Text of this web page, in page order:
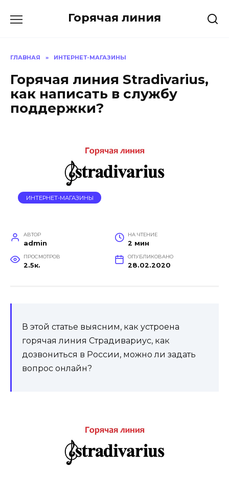
Горячая линия
ГЛАВНАЯ » ИНТЕРНЕТ-МАГАЗИНЫ
Горячая линия Stradivarius,
как написать в службу
поддержки?
ИНТЕРНЕТ-МАГАЗИНЫ
АВТОР
admin
НА ЧТЕНИЕ
2 мин
ПРОСМОТРОВ
2.5к.
ОПУБЛИКОВАНО
28.02.2020
В этой статье выясним, как устроена
горячая линия Страдивариус, как
дозвониться в России, можно ли задать
вопрос онлайн?